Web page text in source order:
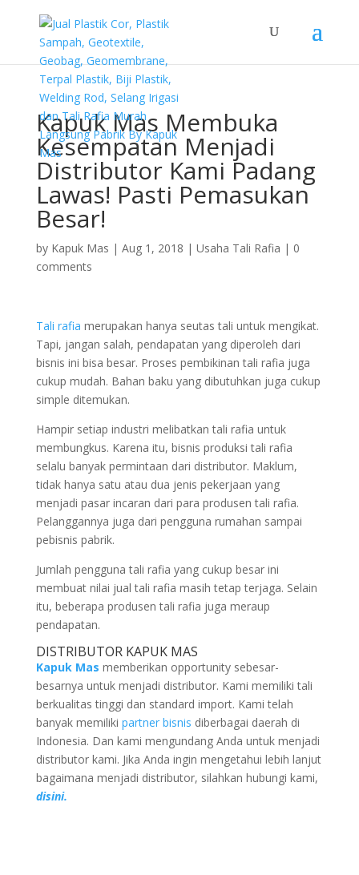
Kapuk Mas Membuka
Kesempatan Menjadi
Distributor Kami Padang
Lawas! Pasti Pemasukan
Besar!
by Kapuk Mas | Aug 1, 2018 | Usaha Tali Rafia | 0
comments
Tali rafia merupakan hanya seutas tali untuk mengikat.
Tapi, jangan salah, pendapatan yang diperoleh dari
bisnis ini bisa besar. Proses pembikinan tali rafia juga
cukup mudah. Bahan baku yang dibutuhkan juga cukup
simple ditemukan.
Hampir setiap industri melibatkan tali rafia untuk
membungkus. Karena itu, bisnis produksi tali rafia
selalu banyak permintaan dari distributor. Maklum,
tidak hanya satu atau dua jenis pekerjaan yang
menjadi pasar incaran dari para produsen tali rafia.
Pelanggannya juga dari pengguna rumahan sampai
pebisnis pabrik.
Jumlah pengguna tali rafia yang cukup besar ini
membuat nilai jual tali rafia masih tetap terjaga. Selain
itu, beberapa produsen tali rafia juga meraup
pendapatan.
DISTRIBUTOR KAPUK MAS
Kapuk Mas memberikan opportunity sebesar-
besarnya untuk menjadi distributor. Kami memiliki tali
berkualitas tinggi dan standard import. Kami telah
banyak memiliki partner bisnis diberbagai daerah di
Indonesia. Dan kami mengundang Anda untuk menjadi
distributor kami. Jika Anda ingin mengetahui lebih lanjut
bagaimana menjadi distributor, silahkan hubungi kami,
disini.